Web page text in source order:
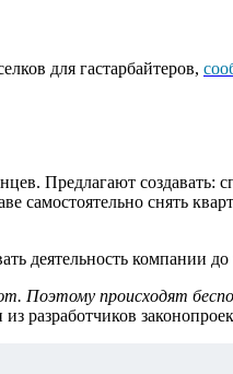
для гастарбайтеров,
Предлагают создавать:
самостоятельно снять
деятельность компании до
Поэтому происходят
разработчиков